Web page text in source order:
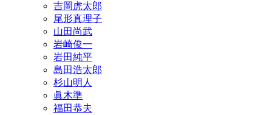
吉岡虎太郎
尾形真理子
山田尚武
岩崎俊一
岩田純平
島田浩太郎
杉山明人
眞木準
福田恭夫